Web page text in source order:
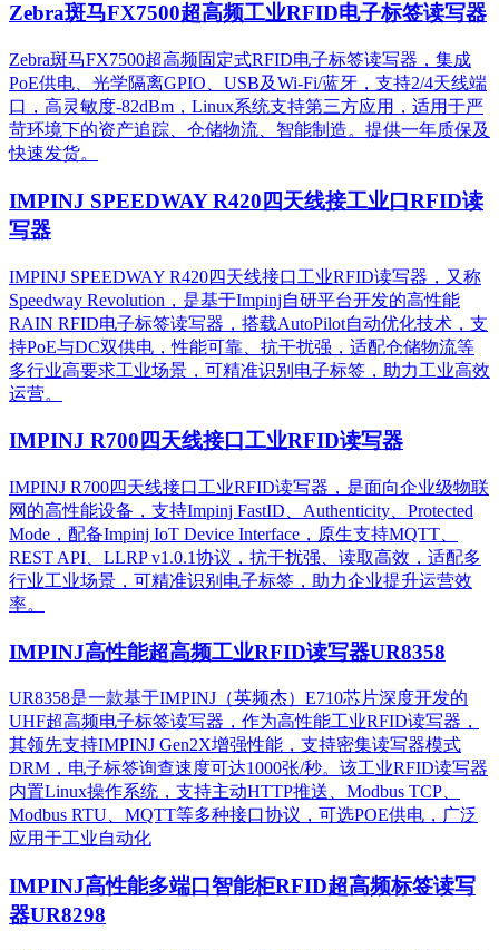
Zebra斑马FX7500超高频工业RFID电子标签读写器
Zebra斑马FX7500超高频固定式RFID电子标签读写器，集成
PoE供电、光学隔离GPIO、USB及Wi-Fi/蓝牙，支持2/4天线端
口，高灵敏度-82dBm，Linux系统支持第三方应用，适用于严
苛环境下的资产追踪、仓储物流、智能制造。提供一年质保及
快速发货。
IMPINJ SPEEDWAY R420四天线接工业口RFID读
写器
IMPINJ SPEEDWAY R420四天线接口工业RFID读写器，又称
Speedway Revolution，是基于Impinj自研平台开发的高性能
RAIN RFID电子标签读写器，搭载AutoPilot自动优化技术，支
持PoE与DC双供电，性能可靠、抗干扰强，适配仓储物流等
多行业高要求工业场景，可精准识别电子标签，助力工业高效
运营。​
IMPINJ R700四天线接口工业RFID读写器
IMPINJ R700四天线接口工业RFID读写器，是面向企业级物联
网的高性能设备，支持Impinj FastID、Authenticity、Protected
Mode，配备Impinj IoT Device Interface，原生支持MQTT、
REST API、LLRP v1.0.1协议，抗干扰强、读取高效，适配多
行业工业场景，可精准识别电子标签，助力企业提升运营效
率。
IMPINJ高性能超高频工业RFID读写器UR8358
UR8358是一款基于IMPINJ（英频杰）E710芯片深度开发的
UHF超高频电子标签读写器，作为高性能工业RFID读写器，
其领先支持IMPINJ Gen2X增强性能，支持密集读写器模式
DRM，电子标签询查速度可达1000张/秒。该工业RFID读写器
内置Linux操作系统，支持主动HTTP推送、Modbus TCP、
Modbus RTU、MQTT等多种接口协议，可选POE供电，广泛
应用于工业自动化
IMPINJ高性能多端口智能柜RFID超高频标签读写
器UR8298